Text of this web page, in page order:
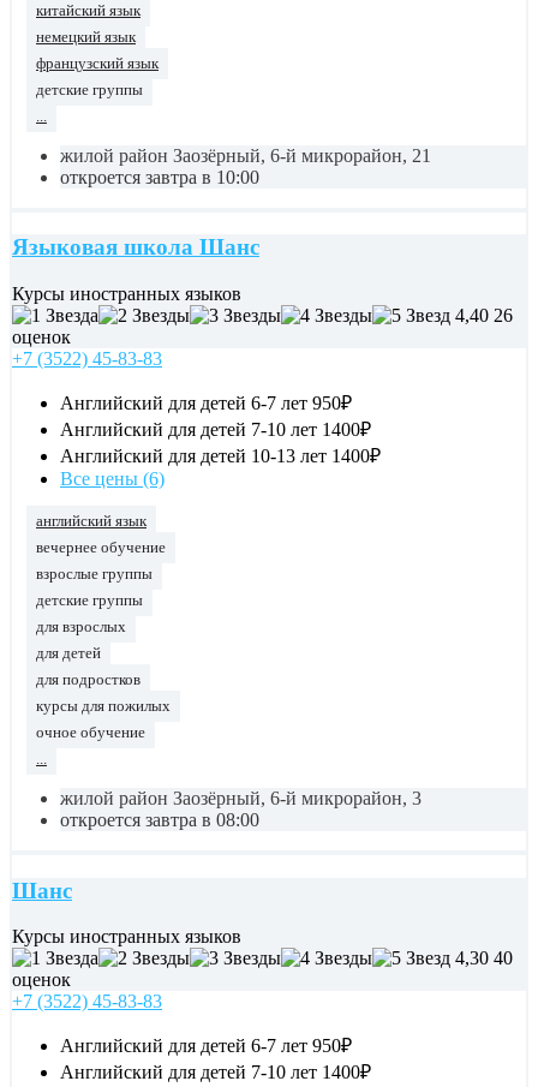
китайский язык
немецкий язык
французский язык
детские группы
жилой район Заозёрный, 6-й микрорайон, 21
откроется завтра в 10:00
Языковая школа Шанс
Курсы иностранных языков
4,40 26
оценок
+7 (3522) 45-83-83
Английский для детей 6-7 лет 950₽
Английский для детей 7-10 лет 1400₽
Английский для детей 10-13 лет 1400₽
Все цены (6)
английский язык
вечернее обучение
взрослые группы
детские группы
для взрослых
для детей
для подростков
курсы для пожилых
очное обучение
...
жилой район Заозёрный, 6-й микрорайон, 3
откроется завтра в 08:00
Шанс
Курсы иностранных языков
4,30 40
оценок
+7 (3522) 45-83-83
Английский для детей 6-7 лет 950₽
Английский для детей 7-10 лет 1400₽